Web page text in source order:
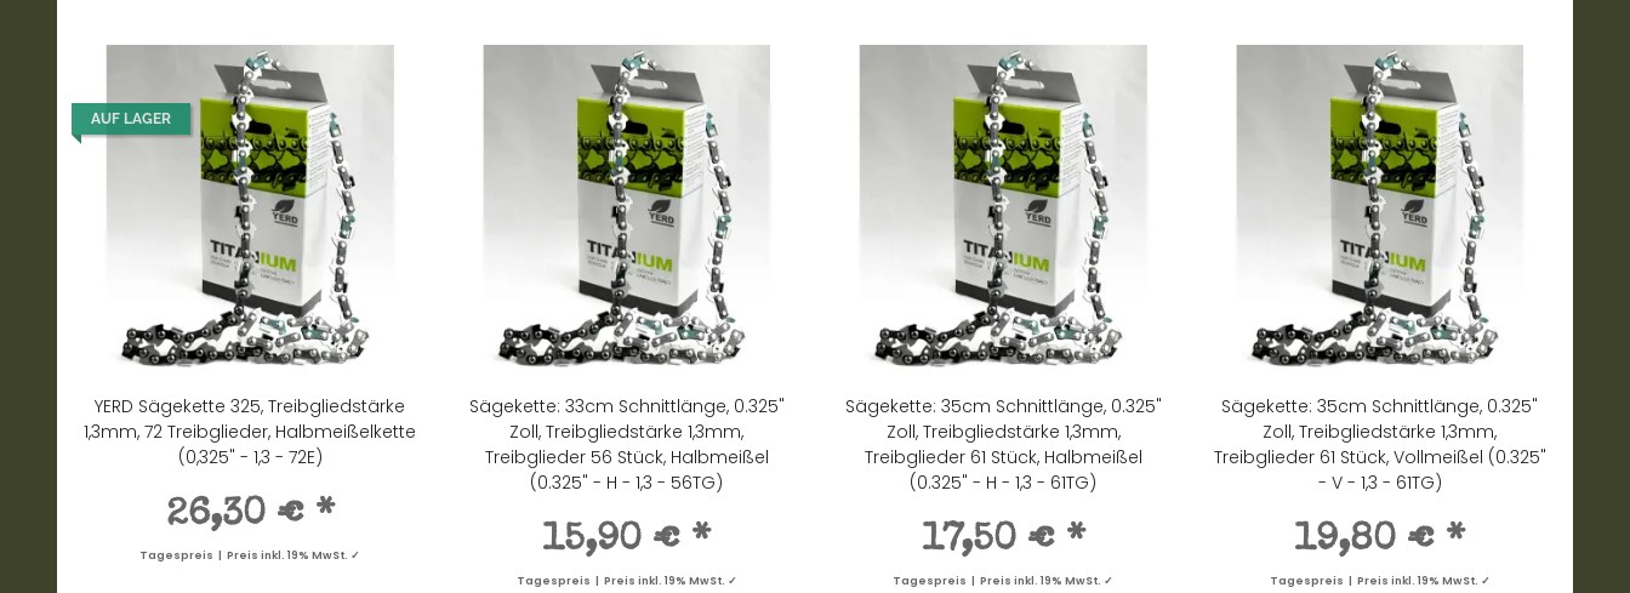
AUF LAGER
YERD Sägekette 325, Treibgliedstärke
1,3mm, 72 Treibglieder, Halbmeißelkette
(0,325" - 1,3 - 72E)
26,30 € *
Tagespreis | Preis inkl. 19% MwSt. ✓
Sägekette: 33cm Schnittlänge, 0.325"
Zoll, Treibgliedstärke 1,3mm,
Treibglieder 56 Stück, Halbmeißel
(0.325" - H - 1,3 - 56TG)
15,90 € *
Tagespreis | Preis inkl. 19% MwSt. ✓
Sägekette: 35cm Schnittlänge, 0.325"
Zoll, Treibgliedstärke 1,3mm,
Treibglieder 61 Stück, Halbmeißel
(0.325" - H - 1,3 - 61TG)
17,50 € *
Tagespreis | Preis inkl. 19% MwSt. ✓
Sägekette: 35cm Schnittlänge, 0.325"
Zoll, Treibgliedstärke 1,3mm,
Treibglieder 61 Stück, Vollmeißel (0.325"
- V - 1,3 - 61TG)
19,80 € *
Tagespreis | Preis inkl. 19% MwSt. ✓